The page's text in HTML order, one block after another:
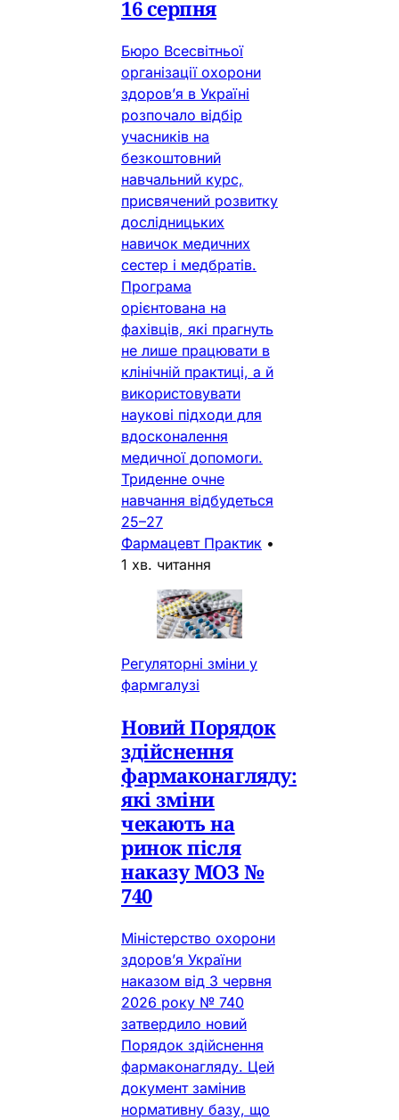
16 серпня
Бюро Всесвітньої
організації охорони
здоров’я в Україні
розпочало відбір
учасників на
безкоштовний
навчальний курс,
присвячений розвитку
дослідницьких
навичок медичних
сестер і медбратів.
Програма
орієнтована на
фахівців, які прагнуть
не лише працювати в
клінічній практиці, а й
використовувати
наукові підходи для
вдосконалення
медичної допомоги.
Триденне очне
навчання відбудеться
25–27
Фармацевт Практик •
1 хв. читання
Регуляторні зміни у
фармгалузі
Новий Порядок
здійснення
фармаконагляду:
які зміни
чекають на
ринок після
наказу МОЗ №
740
Міністерство охорони
здоров’я України
наказом від 3 червня
2026 року № 740
затвердило новий
Порядок здійснення
фармаконагляду. Цей
документ замінив
нормативну базу, що